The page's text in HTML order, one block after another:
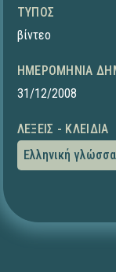
ΤΎΠΟΣ
βίντεο
ΗΜΕΡΟΜΗΝΊΑ
31/12/2008
ΛΈΞΕΙΣ - ΚΛΕΙΔΙΆ
Ελληνική γλώσσα